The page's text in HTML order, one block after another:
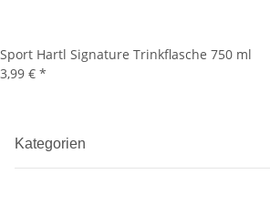
Sport Hartl Signature Trinkflasche 750 ml
3,99 € *
Kategorien